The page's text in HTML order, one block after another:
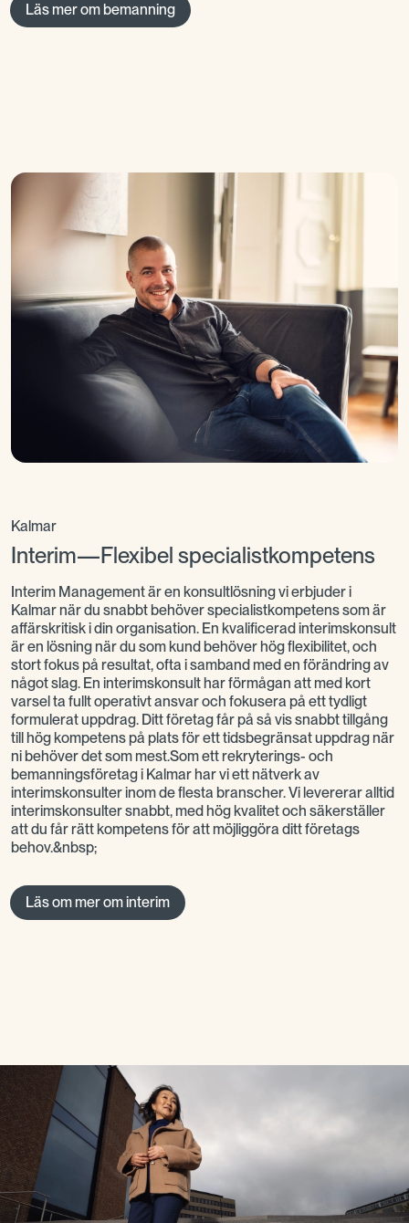
Läs mer om bemanning
Kalmar
Interim—Flexibel specialistkompetens
Interim Management är en konsultlösning vi erbjuder i
Kalmar när du snabbt behöver specialistkompetens som är
affärskritisk i din organisation. En kvalificerad interimskonsult
är en lösning när du som kund behöver hög flexibilitet, och
stort fokus på resultat, ofta i samband med en förändring av
något slag. En interimskonsult har förmågan att med kort
varsel ta fullt operativt ansvar och fokusera på ett tydligt
formulerat uppdrag. Ditt företag får på så vis snabbt tillgång
till hög kompetens på plats för ett tidsbegränsat uppdrag när
ni behöver det som mest.Som ett rekryterings- och
bemanningsföretag i Kalmar har vi ett nätverk av
interimskonsulter inom de flesta branscher. Vi levererar alltid
interimskonsulter snabbt, med hög kvalitet och säkerställer
att du får rätt kompetens för att möjliggöra ditt företags
behov.&nbsp;
Läs om mer om interim